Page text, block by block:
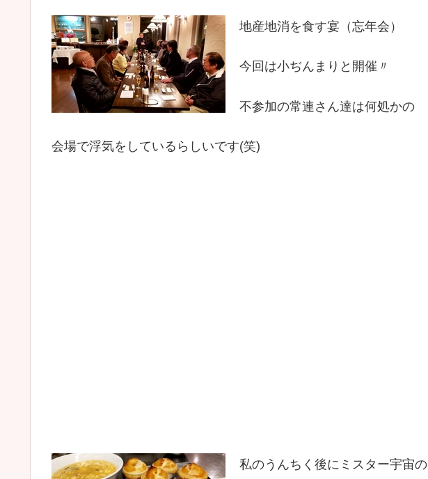
地産地消を食す宴（忘年会）
今回は小ぢんまりと開催〃
不参加の常連さん達は何処かの
会場で浮気をしているらしいです(笑)
私のうんちく後にミスター宇宙の